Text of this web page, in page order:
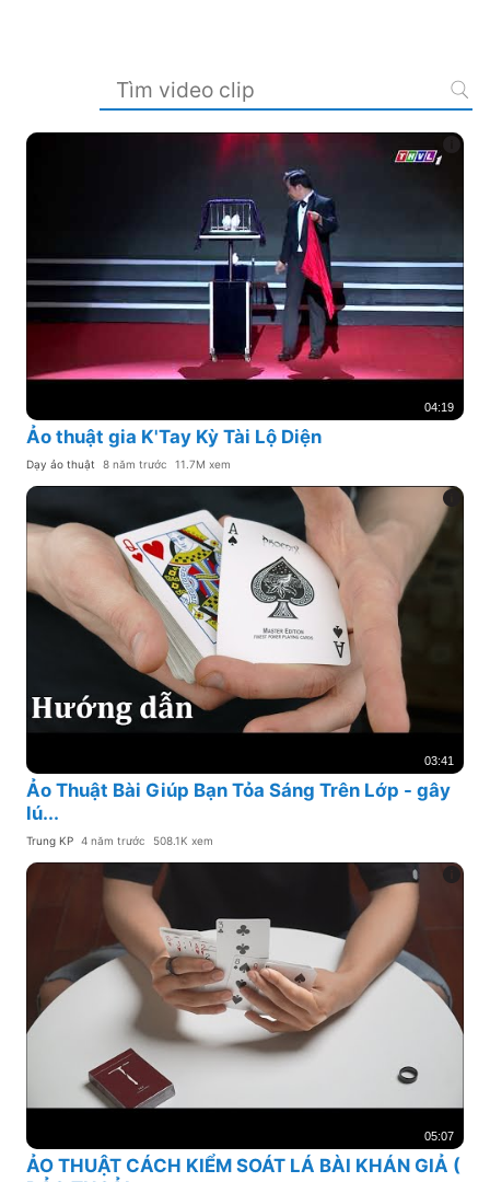
04:19
Ảo thuật gia K'Tay Kỳ Tài Lộ Diện
Dạy ảo thuật 8 năm trước 11.7M xem
03:41
Ảo Thuật Bài Giúp Bạn Tỏa Sáng Trên Lớp - gây
lú...
Trung KP 4 năm trước 508.1K xem
05:07
ẢO THUẬT CÁCH KIỂM SOÁT LÁ BÀI KHÁN GIẢ (